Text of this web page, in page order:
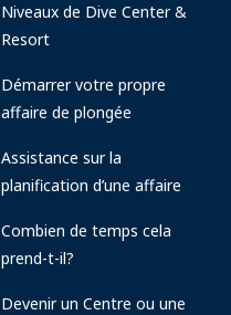
Niveaux de Dive Center &
Resort
Démarrer votre propre
affaire de plongée
Assistance sur la
planification d’une affaire
Combien de temps cela
prend-t-il?
Devenir un Centre ou une